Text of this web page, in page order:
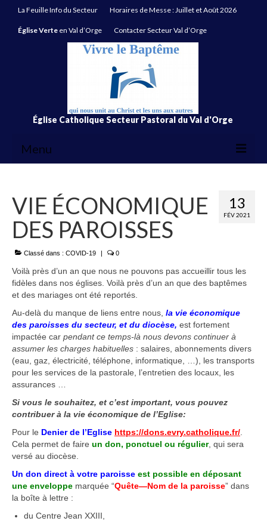
La Feuille Info du Secteur Horaires de Messe : Juillet et Août 2026
Église Verte en Val d’Orge Contacter Secteur Val d’Orge
Église Catholique Secteur Pastoral du Val d'Orge
Menu
Horaires de Messe : Juillet et Août 2026
Église Verteen Val d’Orge
Contacter Secteur Val d’Orge
13
FÉV 2021
VIE ÉCONOMIQUE
DES PAROISSES
Classé dans : COVID-19 | 0
Voilà près d’un an que nous ne pouvons pas accueillir tous les
fidèles dans nos églises. Voilà près d’un an que des baptêmes
et des mariages ont été reportés.
Au-delà du manque de liens entre nous, la vie économique
des paroisses du secteur, et du diocèse, est fortement
impactée car pendant ce temps-là nous devons continuer à
assumer les charges habituelles : salaires, abonnements divers
(eau, gaz, électricité, téléphone, informatique, …), les transports
pour les services de la pastorale, l’entretien des locaux, les
assurances …
Si vous le souhaitez, et c’est important, vous pouvez
contribuer à la vie économique de l’Eglise:
Pour le Denier de l’Eglise https://dons.evry.catholique.fr/
Cela permet de faire un don, ponctuel ou régulier, qui sera
versé au diocèse.
Un don direct à votre paroisse est possible en déposant
une enveloppe marquée “Quête—Nom de la paroisse” dans
la boîte à lettre :
du Centre Jean XXIII,